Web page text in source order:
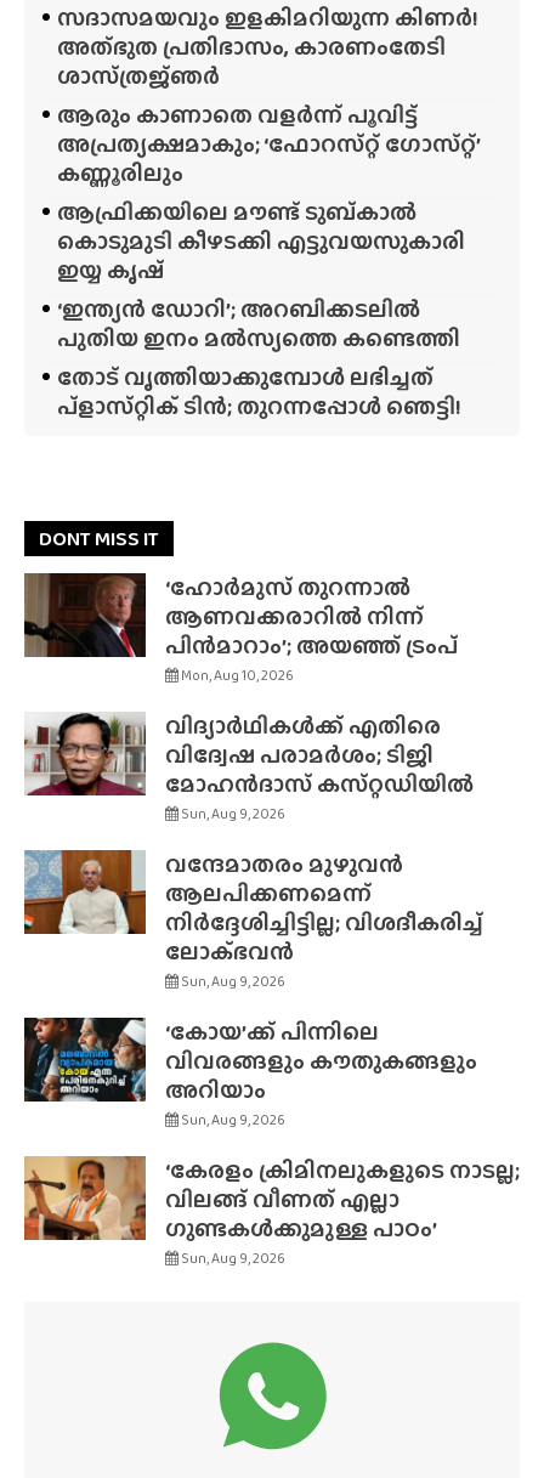
സദാസമയവും ഇളകിമറിയുന്ന കിണർ!
അത്‌ഭുത പ്രതിഭാസം, കാരണംതേടി
ശാസ്‌ത്രജ്‌ഞർ
ആരും കാണാതെ വളർന്ന് പൂവിട്ട്
അപ്രത്യക്ഷമാകും; ‘ഫോറസ്‌റ്റ്‌ ഗോസ്‌റ്റ്’
കണ്ണൂരിലും
ആഫ്രിക്കയിലെ മൗണ്ട് ടുബ്‌കാൽ
കൊടുമുടി കീഴടക്കി എട്ടുവയസുകാരി
ഇയ്യ കൃഷ്
‘ഇന്ത്യൻ ഡോറി’; അറബിക്കടലിൽ
പുതിയ ഇനം മൽസ്യത്തെ കണ്ടെത്തി
തോട് വൃത്തിയാക്കുമ്പോൾ ലഭിച്ചത്
പ്‌ളാസ്‌റ്റിക് ടിൻ; തുറന്നപ്പോൾ ഞെട്ടി!
DONT MISS IT
‘ഹോർമുസ് തുറന്നാൽ
ആണവക്കരാറിൽ നിന്ന്
പിൻമാറാം’; അയഞ്ഞ് ട്രംപ്
Mon, Aug 10, 2026
വിദ്യാർഥികൾക്ക് എതിരെ
വിദ്വേഷ പരാമർശം; ടിജി
മോഹൻദാസ് കസ്‌റ്റഡിയിൽ
Sun, Aug 9, 2026
വന്ദേമാതരം മുഴുവൻ
ആലപിക്കണമെന്ന്
നിർദ്ദേശിച്ചിട്ടില്ല; വിശദീകരിച്ച്
ലോക്‌ഭവൻ
Sun, Aug 9, 2026
‘കോയ’ക്ക് പിന്നിലെ
വിവരങ്ങളും കൗതുകങ്ങളും
അറിയാം
Sun, Aug 9, 2026
‘കേരളം ക്രിമിനലുകളുടെ നാടല്ല;
വിലങ്ങ് വീണത് എല്ലാ
ഗുണ്ടകൾക്കുമുള്ള പാഠം’
Sun, Aug 9, 2026